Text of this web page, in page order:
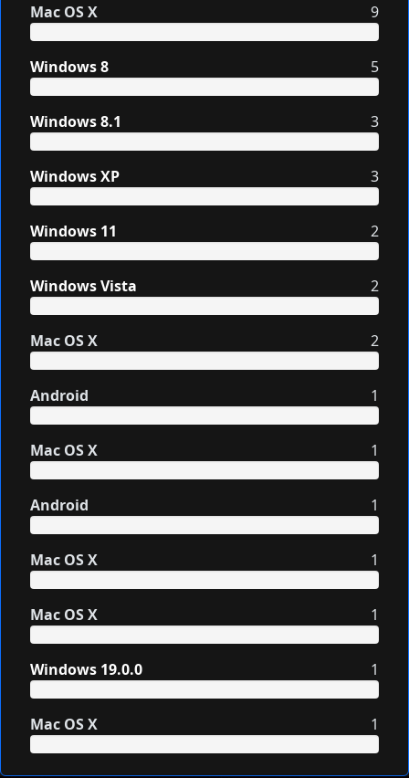
Mac OS X 9
Windows 8 5
Windows 8.1 3
Windows XP 3
Windows 11 2
Windows Vista 2
Mac OS X 2
Android 1
Mac OS X 1
Android 1
Mac OS X 1
Mac OS X 1
Windows 19.0.0 1
Mac OS X 1